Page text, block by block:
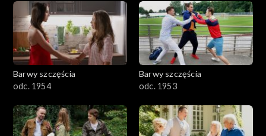
Barwy szczęścia
odc. 1954
Barwy szczęścia
odc. 1953